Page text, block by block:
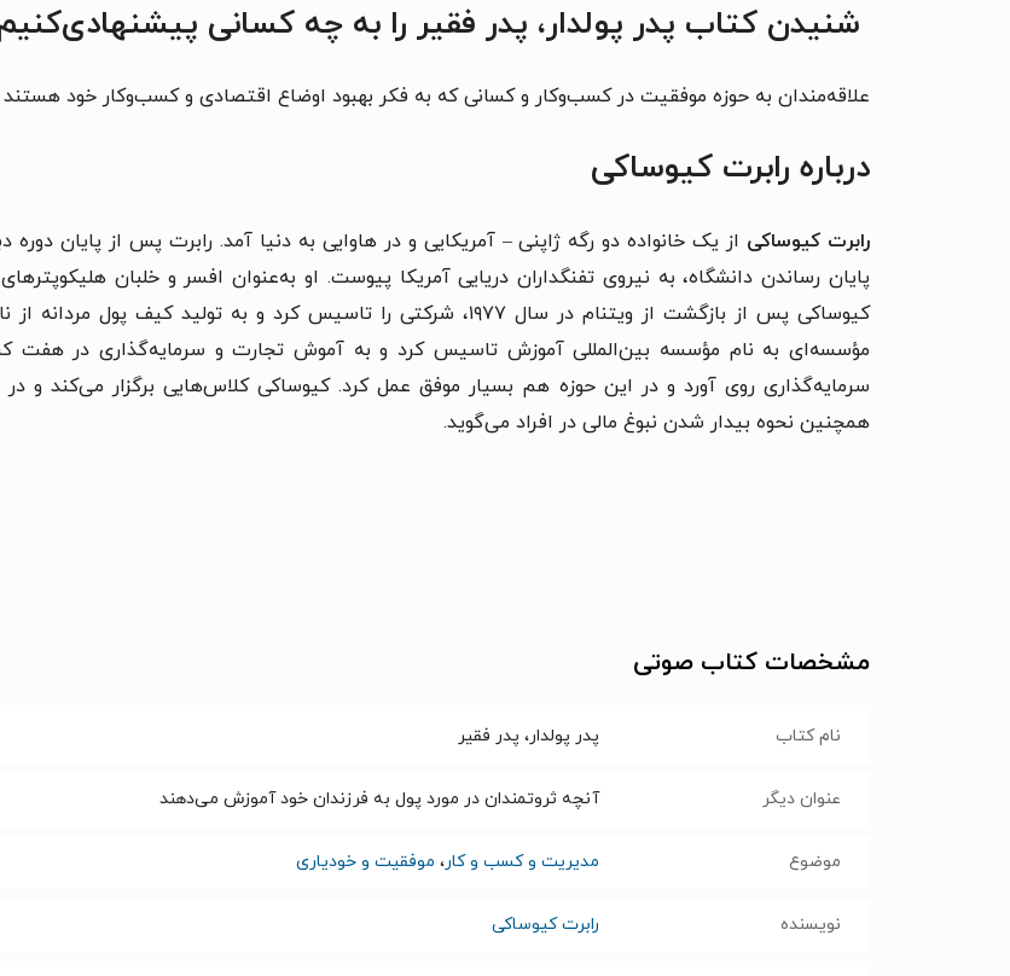
شنیدن کتاب پدر پولدار، پدر فقیر را به چه کسانی
علاقه‌مندان به حوزه موفقیت در کسب‌وکار و کسانی که به فکر بهبود اوضاع اقتصادی و کسب‌وکار خود هستند
درباره رابرت کیوساکی
رابرت کیوساکی از یک خانواده دو رگه ژاپنی – آمریکایی و در هاوایی به دنیا آمد. رابرت پس از پایان
پایان رساندن دانشگاه، به نیروی تفنگداران دریایی آمریکا پیوست. او به‌عنوان افسر و خلبان
کیوساکی پس از بازگشت از ویتنام در سال ۱۹۷۷، شرکتی را تاسیس کرد و به
سرمایه‌گذاری روی آورد و در این حوزه هم بسیار موفق عمل کرد. کیوساکی کلاس‌هایی برگزار می‌کند و در
همچنین نحوه بیدار شدن نبوغ مالی در افراد می‌گوید.
مشخصات کتاب صوتی
نام کتاب پدر پولدار، پدر فقیر
عنوان دیگر آنچه ثروتمندان در مورد پول به فرزندان خود آموزش می‌دهند
موضوع مدیریت و کسب و کار، موفقیت و خودیاری
نویسنده رابرت کیوساکی